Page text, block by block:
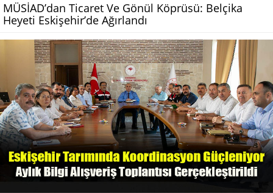
MÜSİAD’dan Ticaret Ve Gönül Köprüsü: Belçika
Heyeti Eskişehir’de Ağırlandı